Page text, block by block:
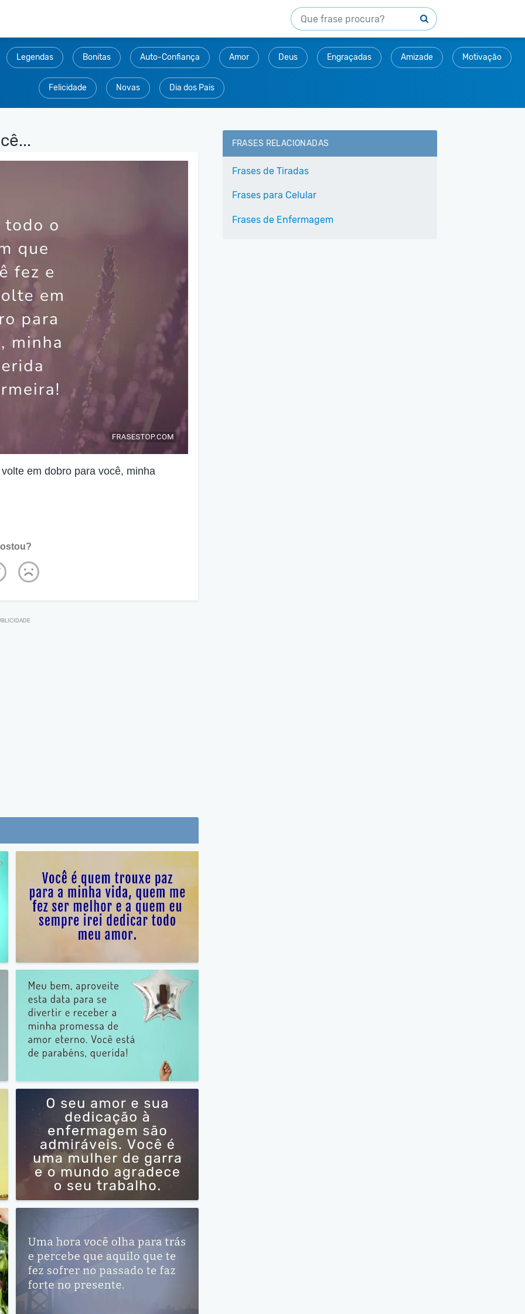
Legendas Bonitas Auto-Confiança Amor Deus Engraçadas Amizade Motivação
Felicidade Novas Dia dos Pais
em dobro para você, minha
FRASES RELACIONADAS
Frases de Tiradas
Frases para Celular
Frases de Enfermagem